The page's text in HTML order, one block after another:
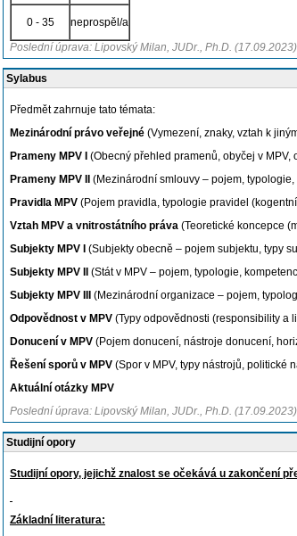
0 - 35
neprospěl/a
Poslední úprava: Lipovský Milan, JUDr., Ph.D. (17.09.2023)
Sylabus
Předmět zahrnuje tato témata:
Mezinárodní právo veřejné (Vymezení, znaky, vztah k
Prameny MPV I (Obecný přehled pramenů, obyčej v
Prameny MPV II (Mezinárodní smlouvy – pojem,
Pravidla MPV (Pojem pravidla, typologie pravidel
Vztah MPV a vnitrostátního práva (Teoretické koncepce
Subjekty MPV I (Subjekty obecně – pojem subjektu, typy
Subjekty MPV II (Stát v MPV – pojem, typologie,
Subjekty MPV III (Mezinárodní organizace – pojem,
Odpovědnost v MPV (Typy odpovědnosti (responsibility a
Donucení v MPV (Pojem donucení, nástroje donucení,
Řešení sporů v MPV (Spor v MPV, typy nástrojů, politické
Aktuální otázky MPV
Poslední úprava: Lipovský Milan, JUDr., Ph.D. (17.09.2023)
Studijní opory
Studijní opory, jejichž znalost se očekává u zakončení
Základní literatura: